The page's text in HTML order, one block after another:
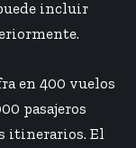
incluir
en 400 vuelos
pasajeros
itinerarios. El